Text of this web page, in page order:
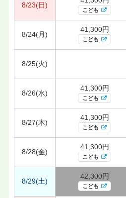
8/23(日)
こども
8/24(月)
41,300円
こども
8/25(火)
8/26(水)
41,300円
こども
8/27(木)
41,300円
こども
8/28(金)
41,300円
こども
8/29(土)
42,300円
こども